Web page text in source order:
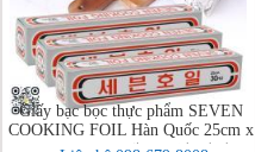
Giấy bạc bọc thực phẩm SEVEN
COOKING FOIL Hàn Quốc 25cm x